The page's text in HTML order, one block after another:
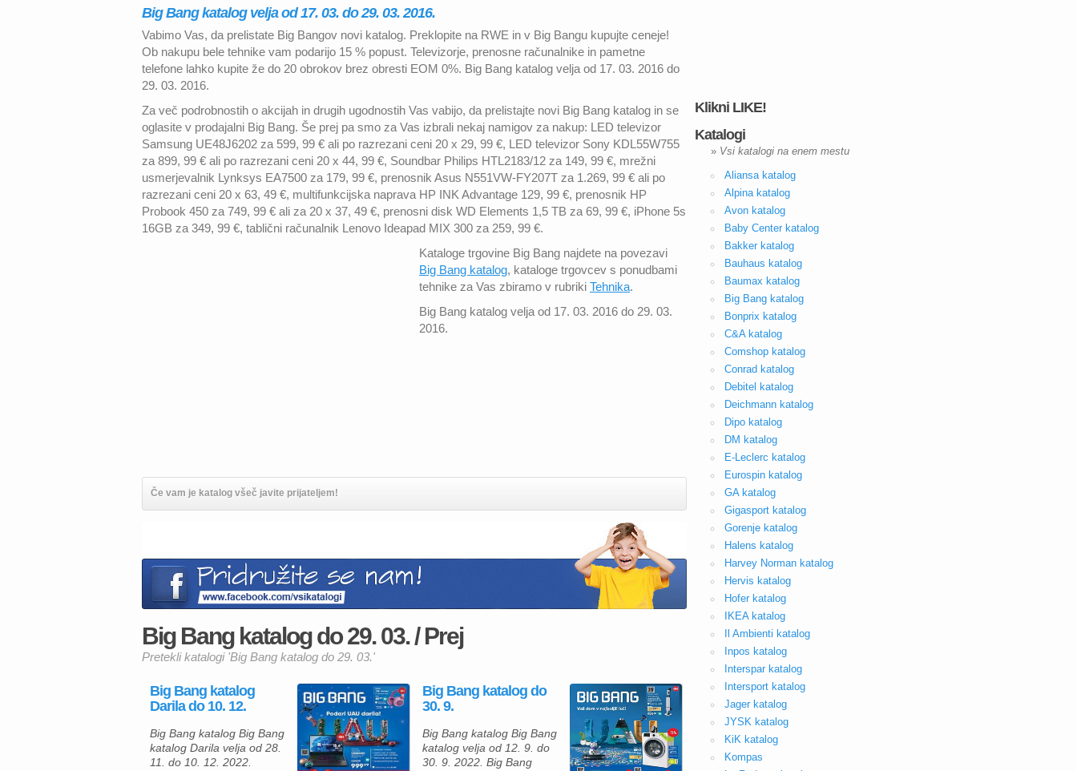
Big Bang katalog velja od 17. 03. do 29. 03. 2016.
Vabimo Vas, da prelistate Big Bangov novi katalog. Preklopite na RWE in v Big Bangu kupujte ceneje!
Ob nakupu bele tehnike vam podarijo 15 % popust. Televizorje, prenosne računalnike in pametne
telefone lahko kupite že do 20 obrokov brez obresti EOM 0%. Big Bang katalog velja od 17. 03. 2016 do
29. 03. 2016.
Za več podrobnostih o akcijah in drugih ugodnostih Vas vabijo, da prelistajte novi Big Bang katalog in se
oglasite v prodajalni Big Bang. Še prej pa smo za Vas izbrali nekaj namigov za nakup: LED televizor
Samsung UE48J6202 za 599, 99 € ali po razrezani ceni 20 x 29, 99 €, LED televizor Sony KDL55W755
za 899, 99 € ali po razrezani ceni 20 x 44, 99 €, Soundbar Philips HTL2183/12 za 149, 99 €, mrežni
usmerjevalnik Lynksys EA7500 za 179, 99 €, prenosnik Asus N551VW-FY207T za 1.269, 99 € ali po
razrezani ceni 20 x 63, 49 €, multifunkcijska naprava HP INK Advantage 129, 99 €, prenosnik HP
Probook 450 za 749, 99 € ali za 20 x 37, 49 €, prenosni disk WD Elements 1,5 TB za 69, 99 €, iPhone 5s
16GB za 349, 99 €, tablični računalnik Lenovo Ideapad MIX 300 za 259, 99 €.
Kataloge trgovine Big Bang najdete na povezavi
Big Bang katalog, kataloge trgovcev s ponudbami
tehnike za Vas zbiramo v rubriki Tehnika.
Big Bang katalog velja od 17. 03. 2016 do 29. 03.
2016.
Če vam je katalog všeč javite prijateljem!
Big Bang katalog do 29. 03. / Prej
Pretekli katalogi 'Big Bang katalog do 29. 03.'
Big Bang katalog
Darila do 10. 12.
Big Bang katalog Big Bang
katalog Darila velja od 28.
11. do 10. 12. 2022.
Big Bang katalog do
30. 9.
Big Bang katalog Big Bang
katalog velja od 12. 9. do
30. 9. 2022. Big Bang
Klikni LIKE!
Katalogi
» Vsi katalogi na enem mestu
Aliansa katalog
Alpina katalog
Avon katalog
Baby Center katalog
Bakker katalog
Bauhaus katalog
Baumax katalog
Big Bang katalog
Bonprix katalog
C&A katalog
Comshop katalog
Conrad katalog
Debitel katalog
Deichmann katalog
Dipo katalog
DM katalog
E-Leclerc katalog
Eurospin katalog
GA katalog
Gigasport katalog
Gorenje katalog
Halens katalog
Harvey Norman katalog
Hervis katalog
Hofer katalog
IKEA katalog
Il Ambienti katalog
Inpos katalog
Interspar katalog
Intersport katalog
Jager katalog
JYSK katalog
KiK katalog
Kompas